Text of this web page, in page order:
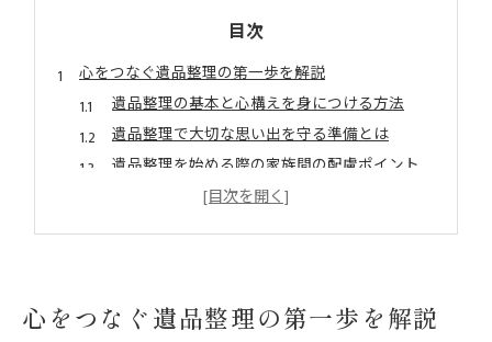
目次
心をつなぐ遺品整理の第一歩を解説
遺品整理の基本と心構えを身につける方法
遺品整理で大切な思い出を守る準備とは
遺品整理を始める際の家族間の配慮ポイント
遺品整理の流れと失敗しない開始手順
遺品整理で思い出品を丁寧に仕分けるコツ
心をつなぐ遺品整理の第一歩を解説